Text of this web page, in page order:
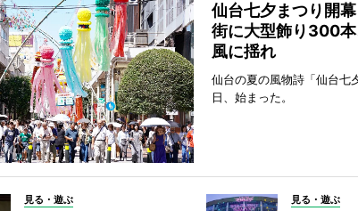
仙台七夕まつり開
街に大型飾り300
風に揺れ
仙台の夏の風物詩「仙台七
日、始まった。
見る・遊ぶ 見る・遊ぶ